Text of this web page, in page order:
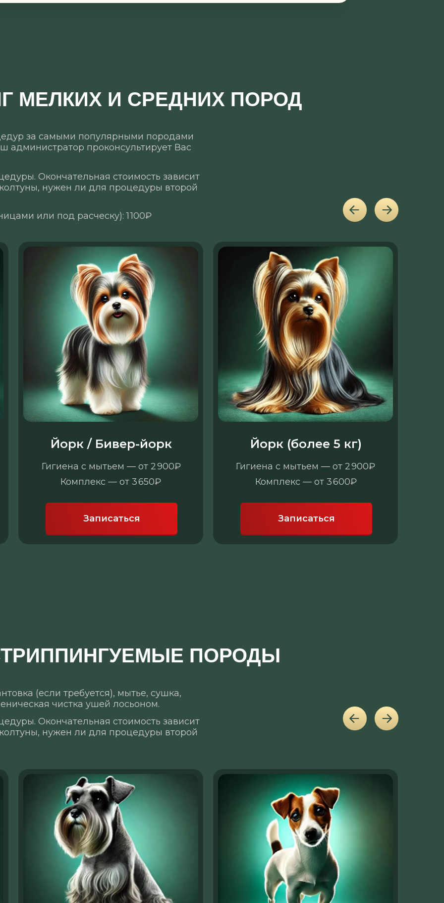
или под расческу): 1 100₽
Окончательная стоимость зависит
нужен ли для процедуры второй
за самыми популярными породами
администратор проконсультирует Вас
МЕЛКИХ И СРЕДНИХ ПОРОД
Йорк / Бивер-йорк
Гигиена с мытьем — от 2 900₽
Комплекс — от 3 650₽
Йорк (более 5 кг)
Гигиена с мытьем — от 2 900₽
Комплекс — от 3 600₽
Записаться
Записаться
(если требуется), мытье, сушка,
чистка ушей лосьоном.
Окончательная стоимость зависит
нужен ли для процедуры второй
ПОРОДЫ